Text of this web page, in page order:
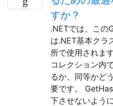
すか？
.NETでは、この
は.NET基本クラ
所で使用されま
コレクション内
るか、同等かど
要です。
下させないよう